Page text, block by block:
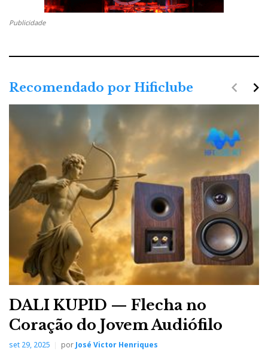
Publicidade
Recomendado por Hificlube
DALI KUPID — Flecha no
Coração do Jovem Audiófilo
set 29, 2025 porJosé Victor Henriques
navigate_next
navigate_before